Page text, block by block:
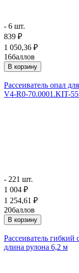
- 6 шт.
839 ₽
1 050,36 ₽
16баллов
В корзину
Рассеиватель опал
V4-R0-70.0001.KIT-
- 221 шт.
1 004 ₽
1 254,61 ₽
20баллов
В корзину
Рассеиватель
длина рулона 6,2 м